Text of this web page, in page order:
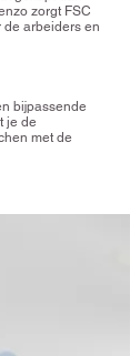
zorgt FSC
arbeiders en
bijpassende
je de
met de